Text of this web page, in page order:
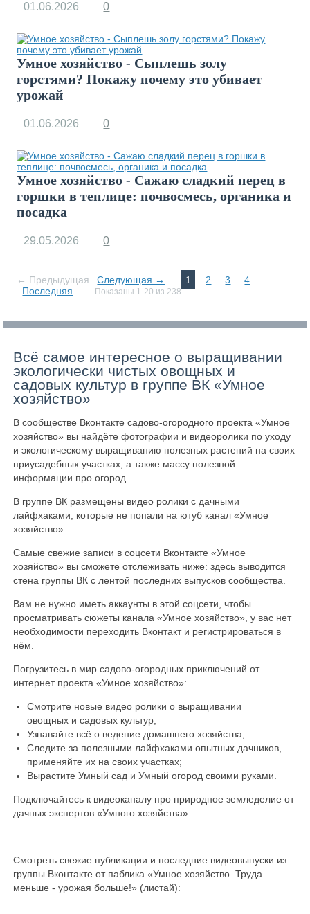
01.06.2026 0
Умное хозяйство - Сыплешь золу
горстями? Покажу почему это убивает
урожай
01.06.2026 0
Умное хозяйство - Сажаю сладкий перец в
горшки в теплице: почвосмесь, органика и
посадка
29.05.2026 0
← Предыдущая Следующая → 1 2 3
4
Последняя
Показаны 1-20 из 238
Всё самое интересное о выращивании
экологически чистых овощных и
садовых культур в группе ВК «Умное
хозяйство»
В сообществе Вконтакте садово-огородного проекта «Умное
хозяйство» вы найдёте фотографии и видеоролики по уходу
и экологическому выращиванию полезных растений на своих
приусадебных участках, а также массу полезной
информации про огород.
В группе ВК размещены видео ролики с дачными
лайфхаками, которые не попали на ютуб канал «Умное
хозяйство».
Самые свежие записи в соцсети Вконтакте «Умное
хозяйство» вы сможете отслеживать ниже: здесь выводится
стена группы ВК с лентой последних выпусков сообщества.
Вам не нужно иметь аккаунты в этой соцсети, чтобы
просматривать сюжеты канала «Умное хозяйство», у вас нет
необходимости переходить Вконтакт и регистрироваться в
нём.
Погрузитесь в мир садово-огородных приключений от
интернет проекта «Умное хозяйство»:
Смотрите новые видео ролики о выращивании
овощных и садовых культур;
Узнавайте всё о ведение домашнего хозяйства;
Следите за полезными лайфхаками опытных дачников,
применяйте их на своих участках;
Вырастите Умный сад и Умный огород своими руками.
Подключайтесь к видеоканалу про природное земледелие от
дачных экспертов «Умного хозяйства».
Смотреть свежие публикации и последние видеовыпуски из
группы Вконтакте от паблика «Умное хозяйство. Труда
меньше - урожая больше!» (листай):